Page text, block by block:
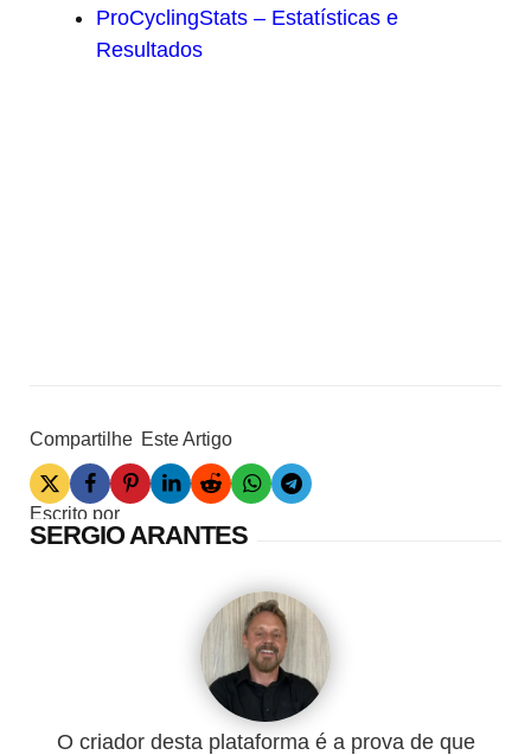
ProCyclingStats – Estatísticas e
Resultados
Compartilhe Este Artigo
Escrito por
SERGIO ARANTES
O criador desta plataforma é a prova de que